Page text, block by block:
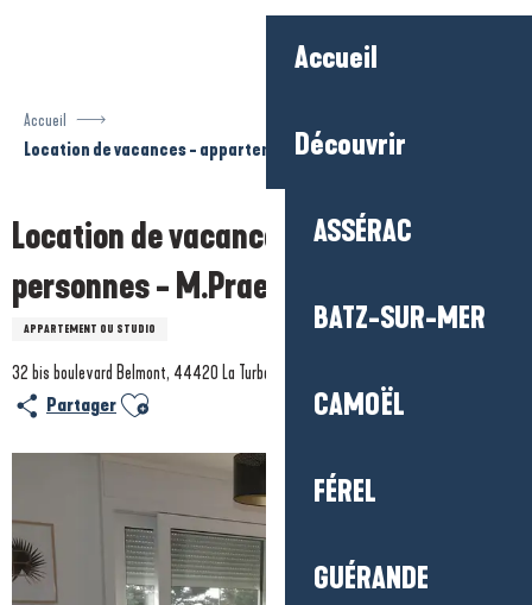
Accueil
Découvrir
ASSÉRAC
BATZ-SUR-MER
CAMOËL
FÉREL
GUÉRANDE
Accueil
Location de vacances - appartement 4 personnes - M.Praet
Location de vacances - appartement 4
personnes - M.Praet
APPARTEMENT OU STUDIO
32 bis boulevard Belmont, 44420 La Turballe
Partager Ajouter aux favoris